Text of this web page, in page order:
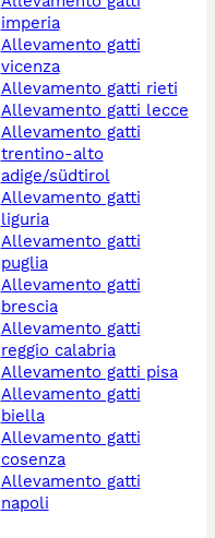
imperia
allevamento gatti
vicenza
allevamento gatti rieti
allevamento gatti lecce
allevamento gatti
trentino-alto
adige/südtirol
allevamento gatti
liguria
allevamento gatti
puglia
allevamento gatti
brescia
allevamento gatti
reggio calabria
allevamento gatti pisa
allevamento gatti
biella
allevamento gatti
cosenza
allevamento gatti
napoli